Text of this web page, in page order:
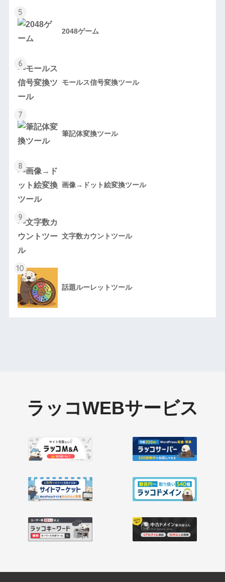
5
2048ゲーム
6
モールス信号変換ツール
7
筆記体変換ツール
8
画像→ドット絵変換ツール
9
文字数カウントツール
10
話題ルーレットツール
ラッコWEBサービス